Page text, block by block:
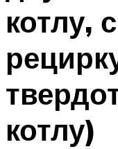
котлу, с
котлу)